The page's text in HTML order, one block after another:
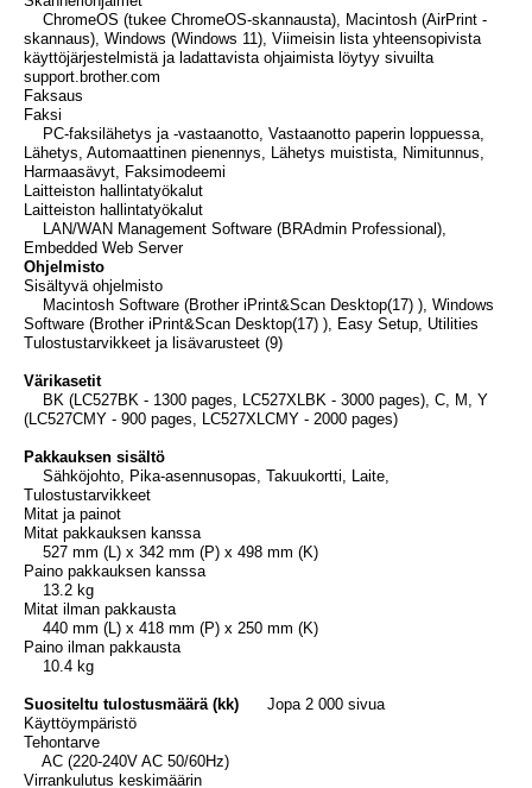
ChromeOS (tukee ChromeOS-skannausta), Macintosh (AirPrint -
skannaus), Windows (Windows 11), Viimeisin lista yhteensopivista
käyttöjärjestelmistä ja ladattavista ohjaimista löytyy sivuilta
support.brother.com
Faksaus
Faksi
PC-faksilähetys ja -vastaanotto, Vastaanotto paperin loppuessa,
Lähetys, Automaattinen pienennys, Lähetys muistista, Nimitunnus,
Harmaasävyt, Faksimodeemi
Laitteiston hallintatyökalut
Laitteiston hallintatyökalut
LAN/WAN Management Software (BRAdmin Professional),
Embedded Web Server
Ohjelmisto
Sisältyvä ohjelmisto
Macintosh Software (Brother iPrint&Scan Desktop(17) ), Windows
Software (Brother iPrint&Scan Desktop(17) ), Easy Setup, Utilities
Tulostustarvikkeet ja lisävarusteet (9)
Värikasetit
BK (LC527BK - 1300 pages, LC527XLBK - 3000 pages), C, M, Y
(LC527CMY - 900 pages, LC527XLCMY - 2000 pages)
Pakkauksen sisältö
Sähköjohto, Pika-asennusopas, Takuukortti, Laite,
Tulostustarvikkeet
Mitat ja painot
Mitat pakkauksen kanssa
527 mm (L) x 342 mm (P) x 498 mm (K)
Paino pakkauksen kanssa
13.2 kg
Mitat ilman pakkausta
440 mm (L) x 418 mm (P) x 250 mm (K)
Paino ilman pakkausta
10.4 kg
Suositeltu tulostusmäärä (kk)
Jopa 2 000 sivua
Käyttöympäristö
Tehontarve
AC (220-240V AC 50/60Hz)
Virrankulutus keskimäärin